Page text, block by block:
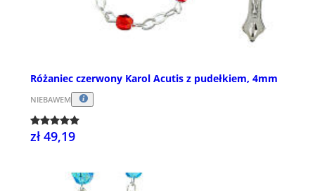
Różaniec czerwony Karol Acutis z pudełkiem, 4mm
NIEBAWEM
zł 49,19